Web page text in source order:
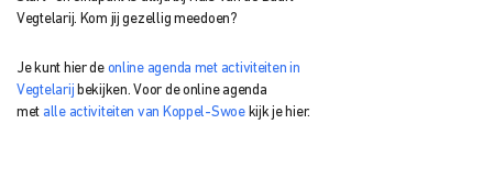
Vegtelarij. Kom jij gezellig meedoen?
Je kunt hier de online agenda met activiteiten in
Vegtelarij bekijken. Voor de online agenda
met alle activiteiten van Koppel-Swoekijk je hier.